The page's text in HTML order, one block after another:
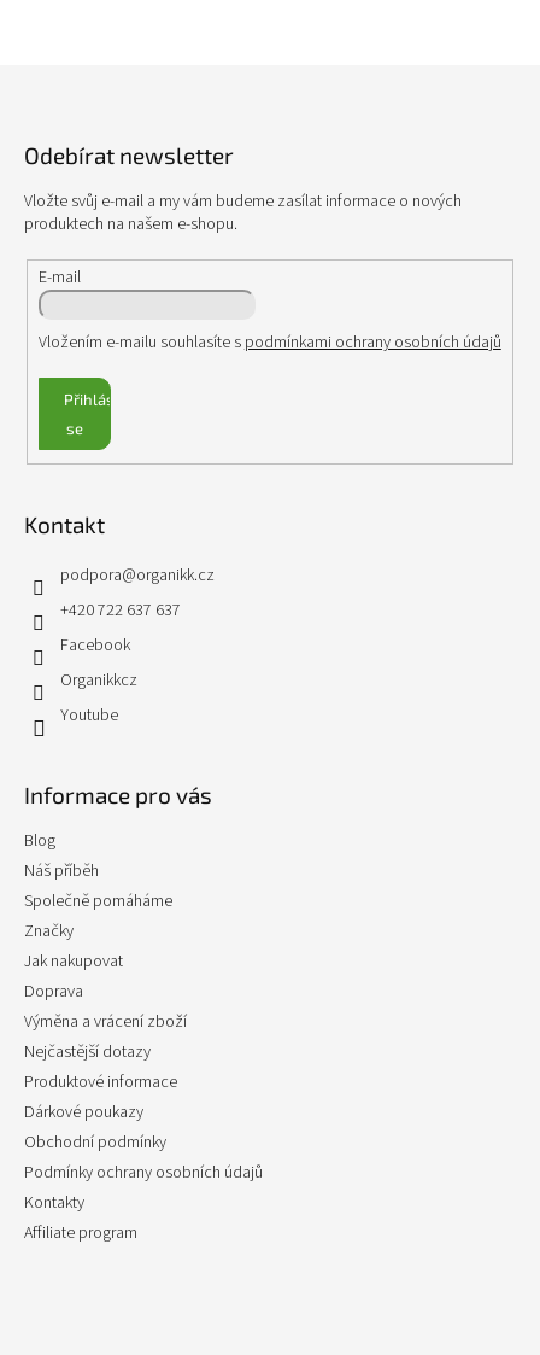
Odebírat newsletter
Vložte svůj e-mail a my vám budeme zasílat informace o nových
produktech na našem e-shopu.
E-mail
Vložením e-mailu souhlasíte spodmínkami ochrany osobních údajů
Přihlásit
se
Kontakt
podpora@organikk.cz
+420 722 637 637
Facebook
Organikkcz
Youtube
Informace pro vás
Blog
Náš příběh
Společně pomáháme
Značky
Jak nakupovat
Doprava
Výměna a vrácení zboží
Nejčastější dotazy
Produktové informace
Dárkové poukazy
Obchodní podmínky
Podmínky ochrany osobních údajů
Kontakty
Affiliate program